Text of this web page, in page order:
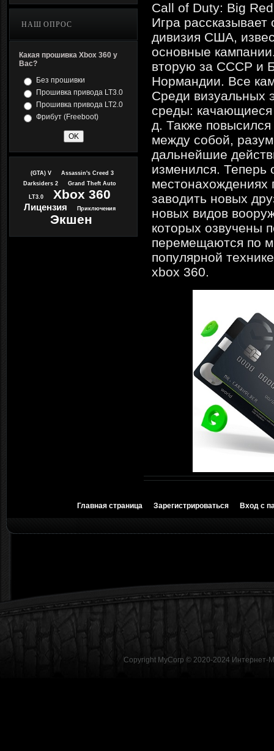
НАШ ОПРОС
Какая прошивка Xbox 360 у
Вас?
Без прошивки
Прошивка привода LT3.0
Прошивка привода LT2.0
Фрибут (Freeboot)
(GTA) V
Assassin's Creed 3
Darksiders 2
Grand Theft Auto
LT3.0 Xbox 360
Лицензия Приключения
Экшен
Call of Duty: Big
Игра рассказывает
дивизия США,
основные
вторую за СССР и
Нормандии. Все
Среди визуальных
среды: качающиеся
д. Также повысился
между собой,
дальнейшие
изменился. Теперь
заводить новых
новых видов
которых озвучены
перемещаются по
популярной
xbox 360.
Главная страница Зарегистрироваться Вход с
Copyright MyCorp © 2020-2024 Интернет-